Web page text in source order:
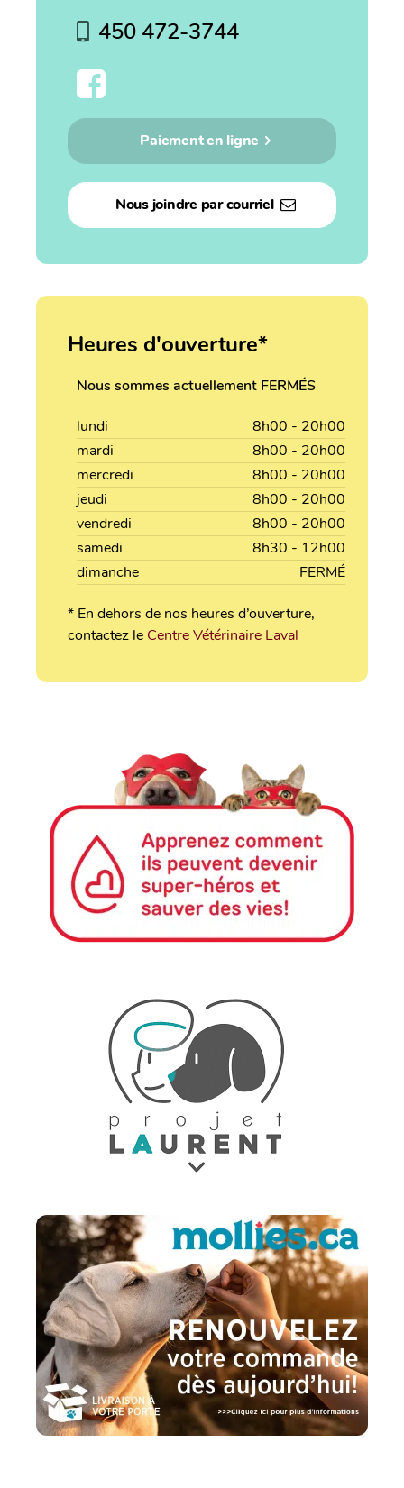
450 472-3744
Paiement en ligne
Nous joindre par courriel
Heures d'ouverture*
Nous sommes actuellement FERMÉS
lundi
8h00 - 20h00
mardi
8h00 - 20h00
mercredi
8h00 - 20h00
jeudi
8h00 - 20h00
vendredi
8h00 - 20h00
samedi
8h30 - 12h00
dimanche
FERMÉ
* En dehors de nos heures d’ouverture,
contactez le Centre Vétérinaire Laval